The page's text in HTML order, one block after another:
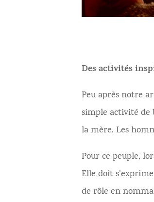
Des activités
Peu après notre
simple activité de
la mère. Les
Pour ce peuple,
Elle doit
de rôle en